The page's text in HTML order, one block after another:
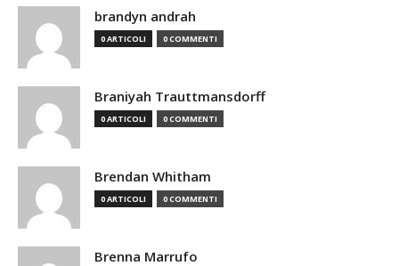
brandyn andrah
0 ARTICOLI 0 COMMENTI
Braniyah Trauttmansdorff
0 ARTICOLI 0 COMMENTI
Brendan Whitham
0 ARTICOLI 0 COMMENTI
Brenna Marrufo